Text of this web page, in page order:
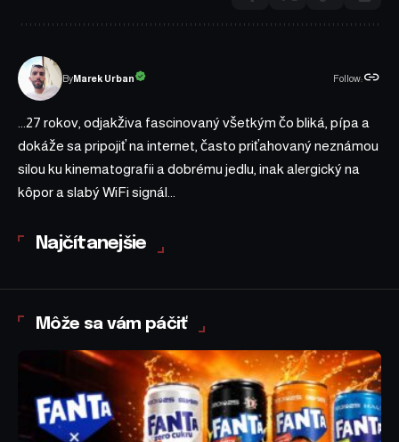
ByMarek Urban Follow:
...27 rokov, odjakživa fascinovaný všetkým čo bliká, pípa a
dokáže sa pripojiť na internet, často priťahovaný neznámou
silou ku kinematografii a dobrému jedlu, inak alergický na
kôpor a slabý WiFi signál...
Najčítanejšie
Môže sa vám páčiť